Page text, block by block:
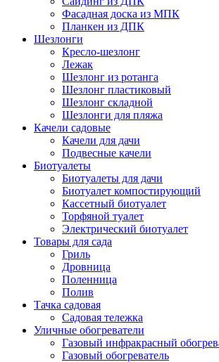
Фасадная доска из МПК
Планкен из ДПК
Шезлонги
Кресло-шезлонг
Лежак
Шезлонг из ротанга
Шезлонг пластиковый
Шезлонг складной
Шезлонги для пляжа
Качели садовые
Качели для дачи
Подвесные качели
Биотуалеты
Биотуалеты для дачи
Биотуалет компостирующий
Кассетный биотуалет
Торфяной туалет
Электрический биотуалет
Товары для сада
Гриль
Дровница
Поленница
Полив
Тачка садовая
Садовая тележка
Уличные обогреватели
Газовый инфракрасный
Газовый обогреватель